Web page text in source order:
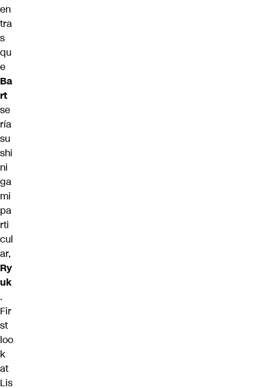
en
tra
s
qu
e
Ba
rt
se
ría
su
shi
ni
ga
mi
pa
rti
cul
ar,
Ry
uk
.
Fir
st
loo
k
at
Lis